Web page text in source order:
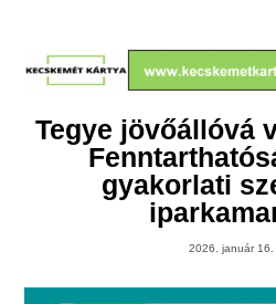
Tegye jövőállóvá
gyakorlati
2026. január 16.